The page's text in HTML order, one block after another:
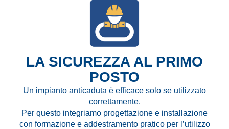
LA SICUREZZA AL PRIMO
POSTO
Un impianto anticaduta è efficace solo se utilizzato
correttamente.
Per questo integriamo progettazione e installazione
con formazione e addestramento pratico per l’utilizzo